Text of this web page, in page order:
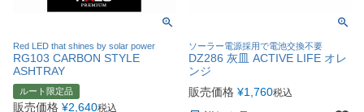
Red LED that shines by solar power
RG103 CARBON STYLE
ASHTRAY
ルート限定品
販売価格 ¥2,640税込
ソーラー電源採用で電池交換不要
DZ286 灰皿 ACTIVE LIFE オレ
ンジ
販売価格 ¥1,760税込